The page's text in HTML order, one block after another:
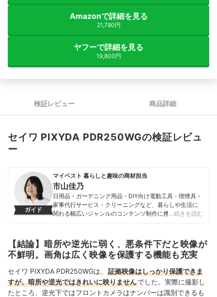
Amazonで詳細を見る
21,780円
ヤフーで詳細を見る
19,800円
検証レビュー 商品詳細
セイワ PIXYDA PDR250WGの検証レビュ
ー
ガイド
マイベスト 暮らしと趣味の商材担当
市山佳乃
日用品・ガーデニング用品・DIY向け電動工具・喫煙具・
家事代行サービス・クリーニングなど、暮らしや生活に
関わる幅広いジャンルのコンテンツ制作に携わる。「一
市山佳乃のプロフィール
…続きを読む
【結論】暗所や逆光に弱く、悪条件下だと映像が
不鮮明。画角は広く映像を保護する機能も充実
セイワ PIXYDA PDR250WGは、
証拠映像はしっかり保護できま
すが、暗所や逆光ではきれいに映りませんでした。実際に撮影し
たところ、逆光下ではフロントカメラはナンバーは識別できるも